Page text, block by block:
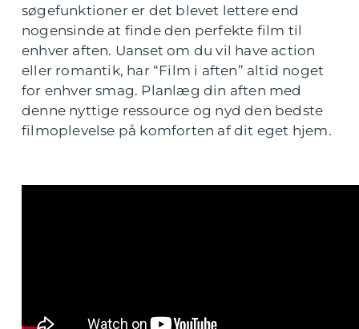
søgefunktioner er det blevet lettere end
nogensinde at finde den perfekte film til
enhver aften. Uanset om du vil have action
eller romantik, har “Film i aften” altid noget
for enhver smag. Planlæg din aften med
denne nyttige ressource og nyd den bedste
filmoplevelse på komforten af dit eget hjem.